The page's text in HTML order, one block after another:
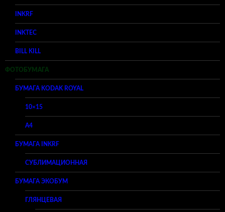
INKRF
INKTEC
BILL KILL
ФОТОБУМАГА
БУМАГА KODAK ROYAL
10×15
A4
БУМАГА INKRF
СУБЛИМАЦИОННАЯ
БУМАГА ЭКОБУМ
ГЛЯНЦЕВАЯ